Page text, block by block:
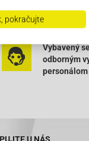
Vybavený
odborným
personálom
pokračujte